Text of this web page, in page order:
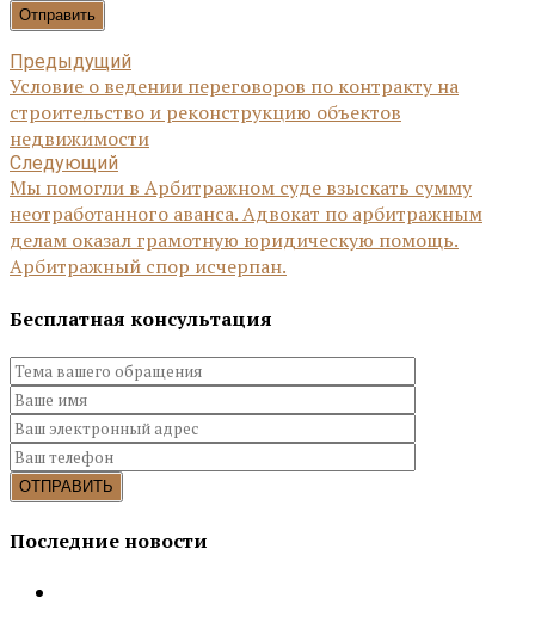
Отправить
Предыдущий
Условие о ведении переговоров по контракту на
строительство и реконструкцию объектов
недвижимости
Следующий
Мы помогли в Арбитражном суде взыскать сумму
неотработанного аванса. Адвокат по арбитражным
делам оказал грамотную юридическую помощь.
Арбитражный спор исчерпан.
Бесплатная консультация
Последние новости